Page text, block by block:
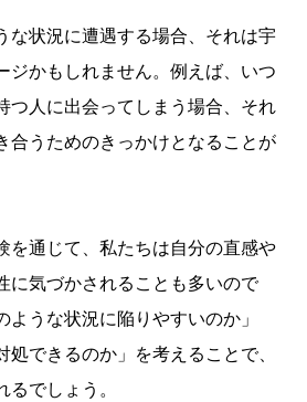
な状況に遭遇する場合、それは宇
ジかもしれません。例えば、いつ
つ人に出会ってしまう場合、それ
合うためのきっかけとなることが
を通じて、私たちは自分の直感や
に気づかされることも多いので
ような状況に陥りやすいのか」
処できるのか」を考えることで、
るでしょう。